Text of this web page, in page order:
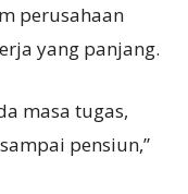
perusahaan
yang panjang.
masa tugas,
pensiun,”